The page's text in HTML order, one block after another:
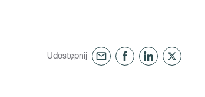
Udostępnij